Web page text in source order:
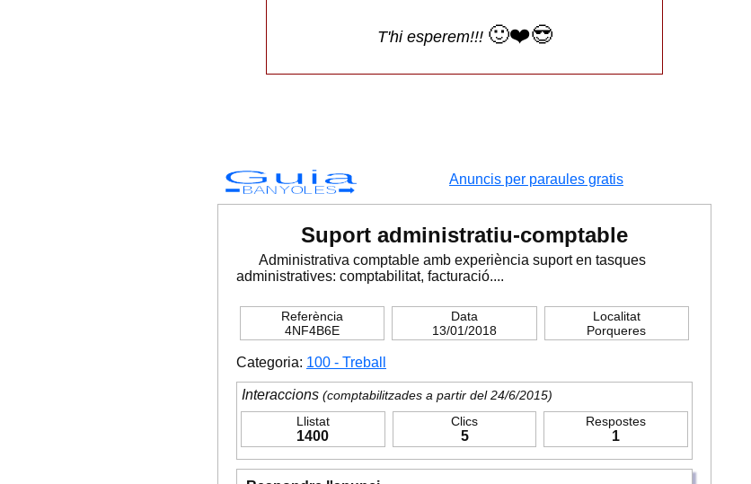
T'hi esperem!!! 🙂❤️😎
Guia
BANYOLES
Anuncis per paraules gratis
Suport administratiu-comptable
Administrativa comptable amb experiència suport en tasques
administratives: comptabilitat, facturació....
Referència
4NF4B6E
Data
13/01/2018
Localitat
Porqueres
Categoria: 100 - Treball
Interaccions (comptabilitzades a partir del 24/6/2015)
Llistat
1400
Clics
5
Respostes
1